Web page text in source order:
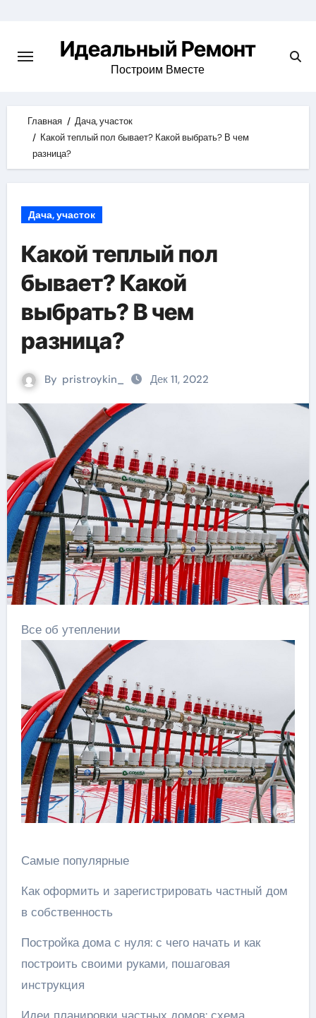
content
Идеальный Ремонт
Построим Вместе
Главная
Дача, участок
Какой теплый пол бывает? Какой выбрать? В чем
разница?
Дача, участок
Какой теплый пол
бывает? Какой
выбрать? В чем
разница?
By pristroykin_ Дек 11, 2022
Все об утеплении
Самые популярные
Как оформить и зарегистрировать частный дом
в собственность
Постройка дома с нуля: с чего начать и как
построить своими руками, пошаговая
инструкция